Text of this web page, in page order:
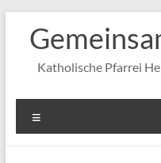
Inhalt
springen
Katholische Pfarrei